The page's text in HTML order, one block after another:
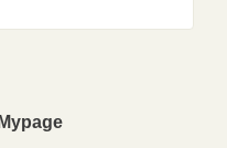
Mypage